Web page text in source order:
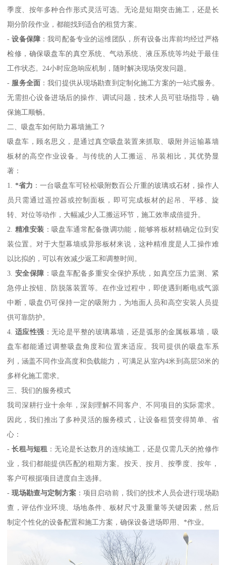
季度、按年多种合作形式灵活可选。无论是短期突击施工，还是长
期分阶段作业，都能找到适合的租赁方案。
-设备保障 ：我司配备专业的运维团队，所有设备出库前均经过严格
检修，确保吸盘车的真空系统、气动系统、液压系统等均处于最佳
工作状态。24小时应急响应机制，随时解决现场突发问题。
- 服务全面 ：我们提供从现场勘查到定制化施工方案的一站式服务。
无需担心设备进场后的操作、调试问题，技术人员可驻场指导，确
保施工顺畅。
二、吸盘车如何助力幕墙施工？
吸盘车，顾名思义，是通过真空吸盘装置来抓取、吸附并运输幕墙
板材的高空作业设备。与传统的人工搬运、吊装相比，其优势显
著：
1. *省力 ：一台吸盘车可轻松吸附数百公斤重的玻璃或石材，操作人
员只需通过遥控器或控制面板，即可完成板材的起吊、平移、旋
转、对位等动作，大幅减少人工搬运环节，施工效率成倍提升。
2. 精准安装 ：吸盘车通常配备微调功能，能够将板材精确定位到安
装位置。对于大型幕墙或异形板材来说，这种精准度是人工操作难
以比拟的，可以有效减少返工和调整时间。
3. 安全保障 ：吸盘车配备多重安全保护系统，如真空压力监测、紧
急停止按钮、防脱落装置等。在作业过程中，即使遇到断电或气源
中断，吸盘仍可保持一定的吸附力，为地面人员和高空安装人员提
供可靠防护。
4. 适应性强 ：无论是平整的玻璃幕墙，还是弧形的金属板幕墙，吸
盘车都能通过调整吸盘角度和位置来适应。我司提供的吸盘车系
列，涵盖不同作业高度和负载能力，可满足从室内4米到高层58米的
多样化施工需求。
三、我们的服务模式
我司深耕行业十余年，深刻理解不同客户、不同项目的实际需求。
因此，我们推出了多种灵活的服务模式，让设备租赁变得简单、省
心：
-长租与短租 ：无论是长达数月的连续施工，还是仅需几天的抢修作
业，我们都能提供匹配的租期方案。按天、按月、按季度、按年，
客户可根据项目进度自主选择。
-现场勘查与定制方案：项目启动前，我们的技术人员会进行现场勘
查，评估作业环境、场地条件、板材尺寸及重量等关键因素，然后
制定个性化的设备配置和施工方案，确保设备进场即用、*作业。